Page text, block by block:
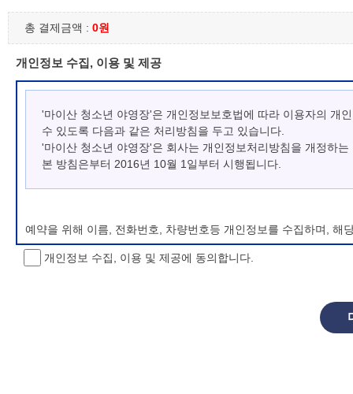
총 결제금액 : 0원
개인정보 수집, 이용 및 제공
'마이산 청소년 야영장'은 개인정보보호법에 따라 이용자의 개
수 있도록 다음과 같은 처리방침을 두고 있습니다.
'마이산 청소년 야영장'은 회사는 개인정보처리방침을 개정하
본 방침은부터 2016년 10월 1일부터 시행됩니다.
예약을 위해 이름, 전화번호, 차량번호등 개인정보를 수집하며, 해
개인정보 처리방침 변경
개인정보 수집, 이용 및 제공에 동의합니다.